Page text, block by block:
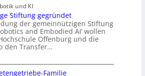
und KI
Stiftung gegründet
der gemeinnützigen Stiftung
and Embodied AI‘ wollen
Offenburg und die
den Transfer…
Familie